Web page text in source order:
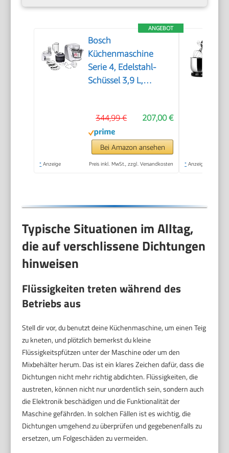
ANGEBOT
Bosch
Küchenmaschine
Serie 4, Edelstahl-
Schüssel 3,9 L,
Edelstahl
spülmaschinenfest,
Mixer 1,25 L,
Durchlaufschnitzler, 3
207,00 €
344,99 €
Bei Amazon ansehen
* Anzeige Preis inkl. MwSt., zzgl. Versandkosten * Anzeige
Typische Situationen im Alltag,
die auf verschlissene Dichtungen
hinweisen
Flüssigkeiten treten während des
Betriebs aus
Stell dir vor, du benutzt deine Küchenmaschine, um einen Teig
zu kneten, und plötzlich bemerkst du kleine
Flüssigkeitspfützen unter der Maschine oder um den
Mixbehälter herum. Das ist ein klares Zeichen dafür, dass die
Dichtungen nicht mehr richtig abdichten. Flüssigkeiten, die
austreten, können nicht nur unordentlich sein, sondern auch
die Elektronik beschädigen und die Funktionalität der
Maschine gefährden. In solchen Fällen ist es wichtig, die
Dichtungen umgehend zu überprüfen und gegebenenfalls zu
ersetzen, um Folgeschäden zu vermeiden.